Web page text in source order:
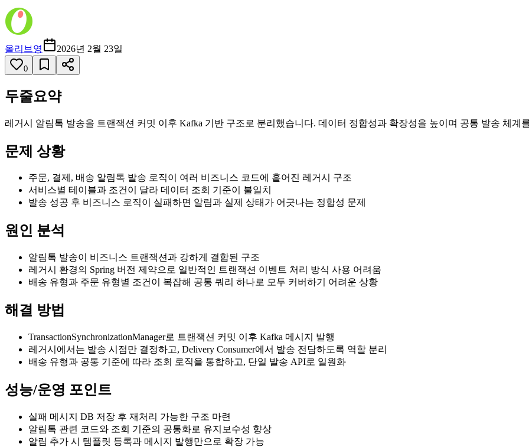
올리브영 2026년 2월 23일
0
두줄요약
레거시 알림톡 발송을 트랜잭션 커밋 이후 Kafka 기반 구조로 분리했습니다. 데이터 정합성과 확장성을 높이며 공통 발송 체계
문제 상황
주문, 결제, 배송 알림톡 발송 로직이 여러 비즈니스 코드에 흩어진 레거시 구조
서비스별 테이블과 조건이 달라 데이터 조회 기준이 불일치
발송 성공 후 비즈니스 로직이 실패하면 알림과 실제 상태가 어긋나는 정합성 문제
원인 분석
알림톡 발송이 비즈니스 트랜잭션과 강하게 결합된 구조
레거시 환경의 Spring 버전 제약으로 일반적인 트랜잭션 이벤트 처리 방식 사용 어려움
배송 유형과 주문 유형별 조건이 복잡해 공통 쿼리 하나로 모두 커버하기 어려운 상황
해결 방법
TransactionSynchronizationManager로 트랜잭션 커밋 이후 Kafka 메시지 발행
레거시에서는 발송 시점만 결정하고, Delivery Consumer에서 발송 전담하도록 역할 분리
배송 유형과 공통 기준에 따라 조회 로직을 통합하고, 단일 발송 API로 일원화
성능/운영 포인트
실패 메시지 DB 저장 후 재처리 가능한 구조 마련
알림톡 관련 코드와 조회 기준의 공통화로 유지보수성 향상
알림 추가 시 템플릿 등록과 메시지 발행만으로 확장 가능